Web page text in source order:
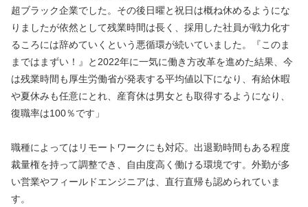
超ブラック企業でした。その後日曜と祝日は概ね休めるようにな
りましたが依然として残業時間は長く、採用した社員が戦力化す
るころには辞めていくという悪循環が続いていました。『このま
まではまずい！』と2022年に一気に働き方改革を進めた結果、今
は残業時間も厚生労働省が発表する平均値以下になり、有給休暇
や夏休みも任意にとれ、産育休は男女とも取得するようになり、
復職率は100％です」
職種によってはリモートワークにも対応。出退勤時間もある程度
裁量権を持って調整でき、自由度高く働ける環境です。外勤が多
い営業やフィールドエンジニアは、直行直帰も認められていま
す。